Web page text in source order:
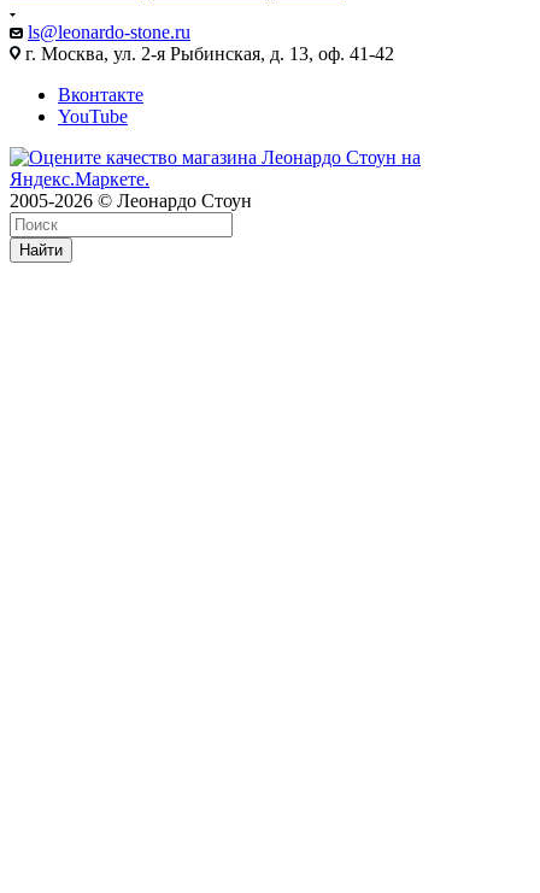
ls@leonardo-stone.ru
г. Москва, ул. 2-я Рыбинская, д. 13, оф. 41-42
Вконтакте
YouTube
2005-2026 © Леонардо Стоун
Найти